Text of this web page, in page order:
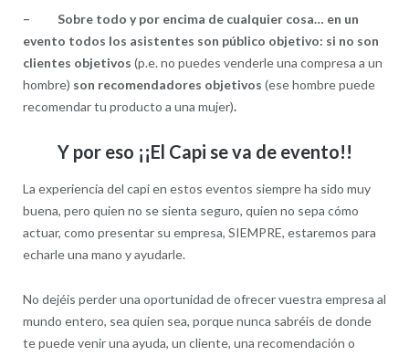
– Sobre todo y por encima de cualquier cosa… en un
evento todos los asistentes son público objetivo: si no son
clientes objetivos (p.e. no puedes venderle una compresa a un
hombre) son recomendadores objetivos (ese hombre puede
recomendar tu producto a una mujer).
Y por eso ¡¡El Capi se va de evento!!
La experiencia del capi en estos eventos siempre ha sido muy
buena, pero quien no se sienta seguro, quien no sepa cómo
actuar, como presentar su empresa, SIEMPRE, estaremos para
echarle una mano y ayudarle.
No dejéis perder una oportunidad de ofrecer vuestra empresa al
mundo entero, sea quien sea, porque nunca sabréis de donde
te puede venir una ayuda, un cliente, una recomendación o